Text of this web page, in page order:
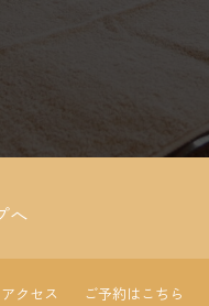
へ
アクセス ご予約はこちら